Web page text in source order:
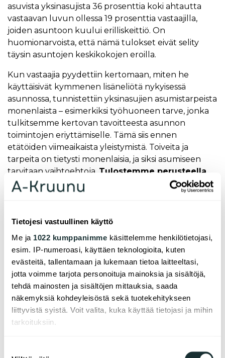
Tietojesi vastuullinen käyttö
Me ja 1022 kumppanimme käsittelemme henkilötietojasi,
esim. IP-numeroasi, käyttäen teknologioita, kuten
evästeitä, tallentamaan ja lukemaan tietoa laitteeltasi,
jotta voimme tarjota personoituja mainoksia ja sisältöjä,
tehdä mainosten ja sisältöjen mittauksia, saada
näkemyksiä kohdeyleisöstä sekä tuotekehitykseen
liittyvistä syistä. Voit valita, kuka käyttää tietojasi ja mihin
tarkoituksiin.
asuvista yksinasujista 36 prosenttia koki ahtautta
vastaavan luvun ollessa 19 prosenttia vastaajilla,
joiden asuntoon kuului erilliskeittiö. On
huomionarvoista, että nämä tulokset eivät selity
täysin asuntojen keskikokojen eroilla.
Kun vastaajia pyydettiin kertomaan, miten he
käyttäisivät kymmenen lisäneliötä nykyisessä
asunnossa, tunnistettiin yksinasujien asumistarpeista
monenlaista – esimerkiksi työhuoneen tarve, jonka
tulkitsemme kertovan tavoitteesta asunnon
toimintojen eriyttämiselle. Tämä siis ennen
etätöiden viimeaikaista yleistymistä. Toiveita ja
tarpeita on tietysti monenlaisia, ja siksi asumiseen
tarvitaan vaihtoehtoja. Tulostemme perusteella
on kuitenkin ilmeistä, että pienien yksiöiden
suunnitteluun tulisi kiinnittää erityistä huomiota
En ole ajatusteni kanssa yksin. Nyt rakennettavien
yksiöiden ongelmat kohdataan asukaslähtöisen
tutkimushankkeen (Saarimaa, 2020
) tuloksissa;
kaikki asuintoiminnat yhteen kokoava avoin
pitkänomainen ja vain päädyn kautta luonnonvaloa
saava huone koettiin epämiellyttäväksi asunnoksi.
Myös Suomen Arkkitehtiliiton asuntotuotantoa
kommentoivassa lausunnossa nostetaan esiin
huoneistokokojen, kalustettavuuden ja
näyttöä siitä, että nykyrakentamisessa tyypillinen